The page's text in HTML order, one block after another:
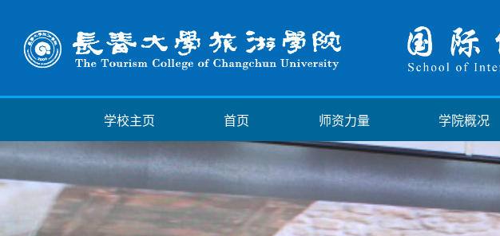
学校主页 首页 师资力量 学院概况